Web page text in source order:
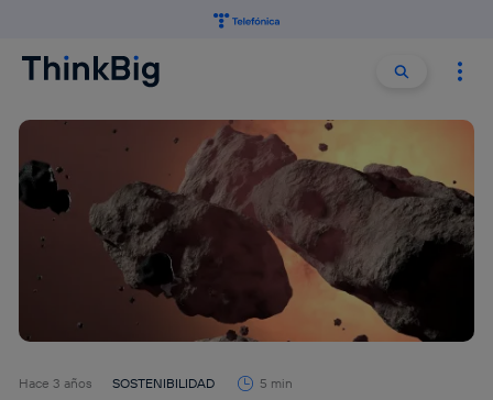
Buscar
Hace 3 años SOSTENIBILIDAD 5 min